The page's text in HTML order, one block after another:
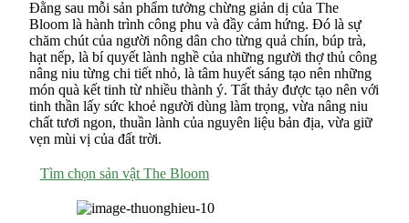
Đằng sau mỗi sản phẩm tưởng chừng giản dị của The
Bloom là hành trình công phu và đầy cảm hứng. Đó là sự
chăm chút của người nông dân cho từng quả chín, búp trà,
hạt nếp, là bí quyết lành nghề của những người thợ thủ công
nâng niu từng chi tiết nhỏ, là tâm huyết sáng tạo nên những
món quà kết tinh từ nhiều thành ý. Tất thảy được tạo nên với
tinh thần lấy sức khoẻ người dùng làm trọng, vừa nâng niu
chất tươi ngon, thuần lành của nguyên liệu bản địa, vừa giữ
vẹn mùi vị của đất trời.
Tìm chọn sản vật The Bloom